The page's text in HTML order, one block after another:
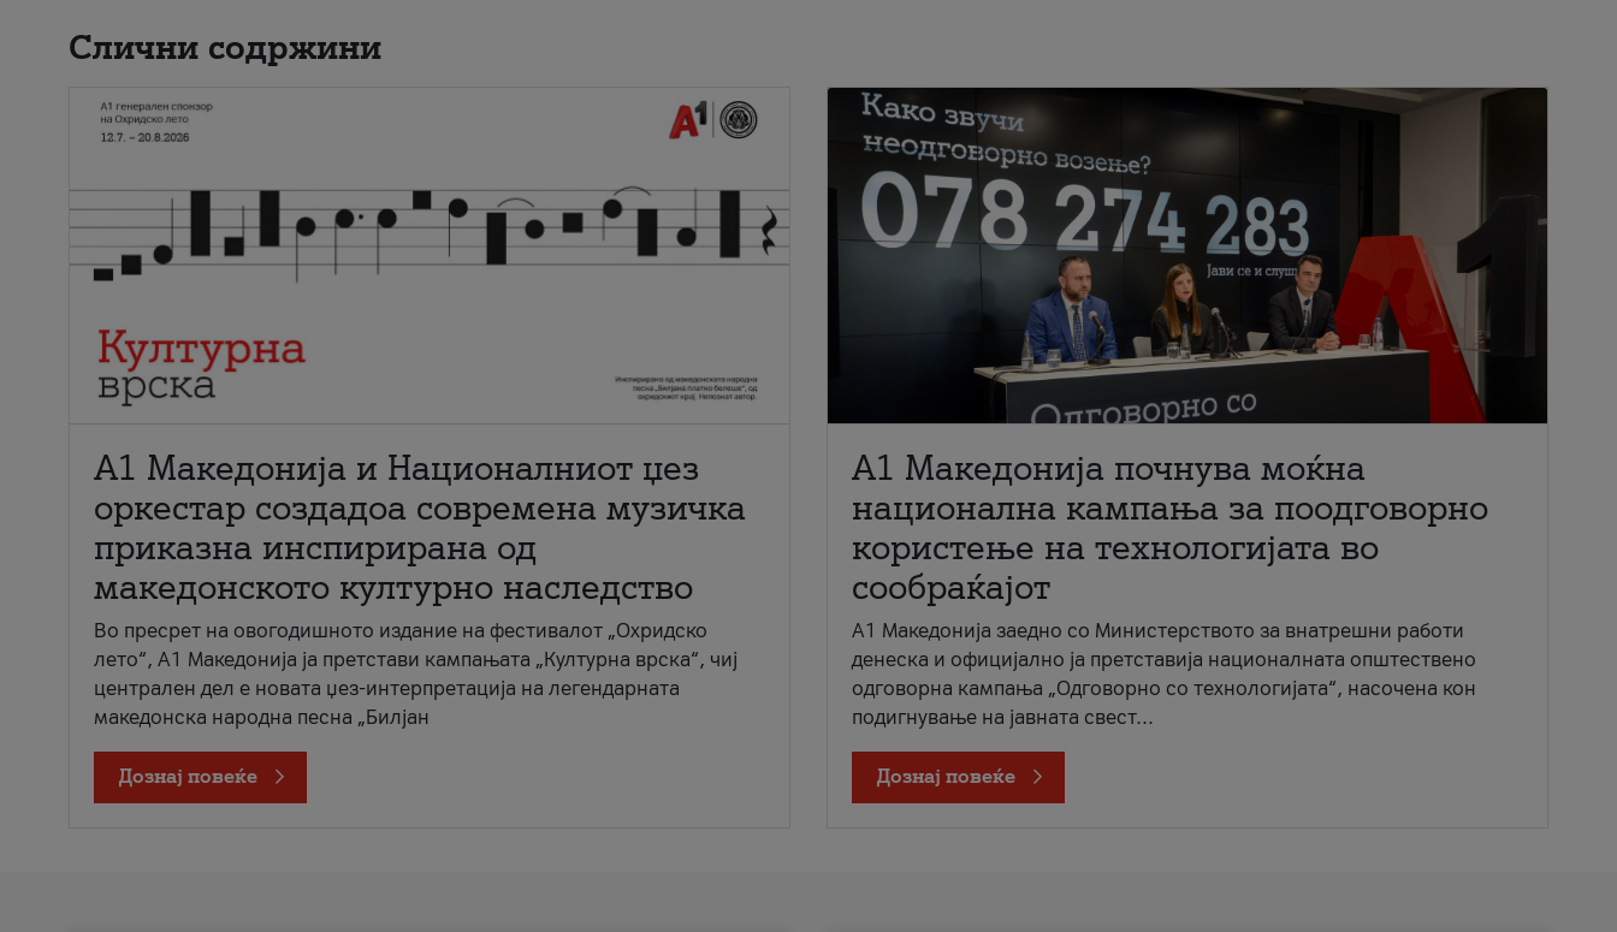
Слични содржини
А1 Македонија и Националниот џез
оркестар создадоа современа музичка
приказна инспирирана од
македонското културно наследство
Во пресрет на овогодишното издание на фестивалот „Охридско
лето“, А1 Македонија ја претстави кампањата „Културна врска“, чиј
централен дел е новата џез-интерпретација на легендарната
македонска народна песна „Билјан
Дознај повеќе
A1 Македонија почнува моќна
национална кампања за поодговорно
користење на технологијата во
сообраќајот
A1 Македонија заедно со Министерството за внатрешни работи
денеска и официјално ја претставија националната општествено
одговорна кампања „Одговорно со технологијата“, насочена кон
подигнување на јавната свест...
Дознај повеќе